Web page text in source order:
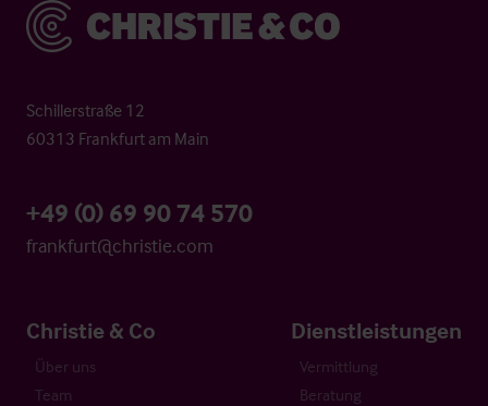
Christie & Co
Schillerstraße 12
60313 Frankfurt am Main
+49 (0) 69 90 74 570
frankfurt@christie.com
Christie & Co
Über uns
Team
Dienstleistungen
Vermittlung
Beratung